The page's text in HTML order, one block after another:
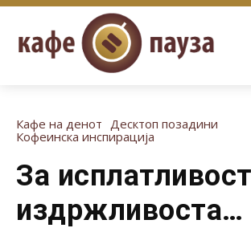
Кафе на денот Десктоп позадини
Кофеинска инспирација
За
издржливоста…